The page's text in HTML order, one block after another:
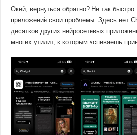
Окей, вернуться обратно? Не так
приложений свои проблемы. Здесь нет
десятков других нейросетевых
многих утилит, к которым успеваешь